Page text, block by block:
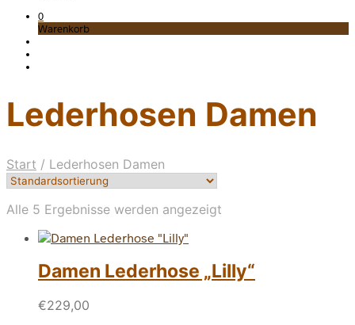
0
Warenkorb
Lederhosen Damen
Start / Lederhosen Damen
Alle 5 Ergebnisse werden angezeigt
Damen Lederhose „Lilly“
€229,00